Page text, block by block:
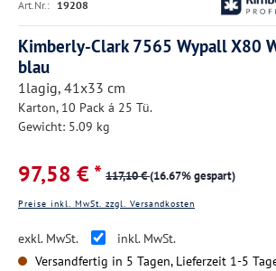
Art.Nr.: 19208
Kimberly-Clark 7565 Wypall X80
blau
1lagig, 41x33 cm
Karton, 10 Pack á 25 Tü.
Gewicht: 5.09 kg
97,58 € * 117,10 €(16.67% gespart)
Preise inkl. MwSt. zzgl. Versandkosten
exkl. MwSt.
inkl. MwSt.
Versandfertig in 5 Tagen, Lieferzeit 1-5